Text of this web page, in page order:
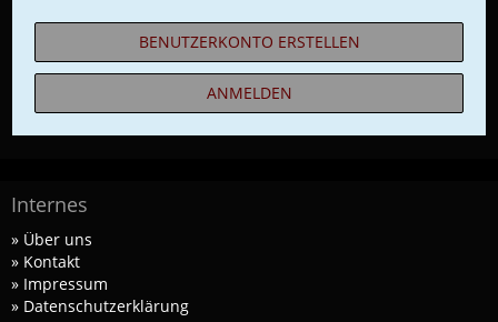
BENUTZERKONTO ERSTELLEN
ANMELDEN
Internes
» Über uns
» Kontakt
» Impressum
» Datenschutzerklärung